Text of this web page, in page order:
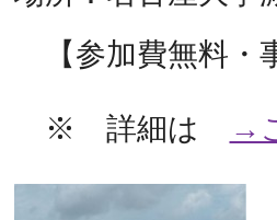
【参加費無料
※ 詳細は →